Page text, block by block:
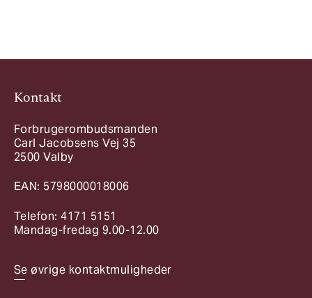
Kontakt
Forbrugerombudsmanden
Carl Jacobsens Vej 35
2500 Valby
EAN: 5798000018006
Telefon: 4171 5151
Mandag-fredag 9.00-12.00
Se øvrige kontaktmuligheder